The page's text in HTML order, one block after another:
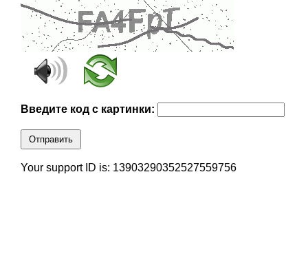
Введите код с картинки:
Отправить
Your support ID is: 13903290352527559756